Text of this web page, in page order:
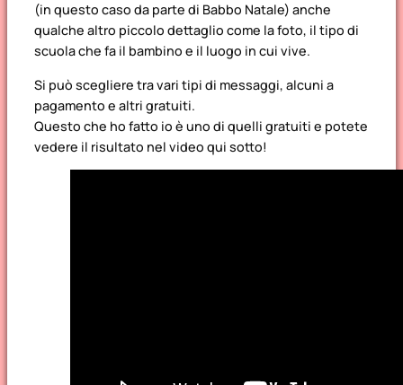
(in questo caso da parte di Babbo Natale) anche
qualche altro piccolo dettaglio come la foto, il tipo di
scuola che fa il bambino e il luogo in cui vive.
Si può scegliere tra vari tipi di messaggi, alcuni a
pagamento e altri gratuiti.
Questo che ho fatto io è uno di quelli gratuiti e potete
vedere il risultato nel video qui sotto!